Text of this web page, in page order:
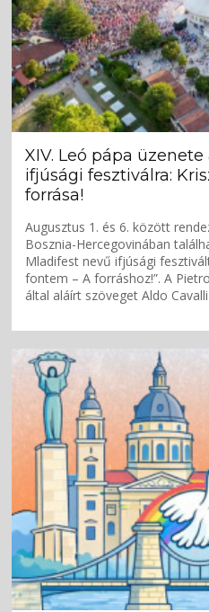
XIV. Leó pápa
ifjúsági fesztiválra:
forrása!
Augusztus 1. és 6. között
Bosznia-Hercegovinában
Mladifest nevű ifjúsági
fontem – A forráshoz!”. A
által aláírt szöveget Aldo